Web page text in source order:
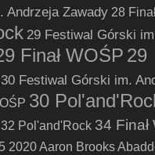
Andrzeja Zawady 28
29 Festiwal Górski
Finał WOŚP 29
30 Festiwal Górski im.
30
32 Pol'and'Rock 34 Finał
2020Aaron Brooks